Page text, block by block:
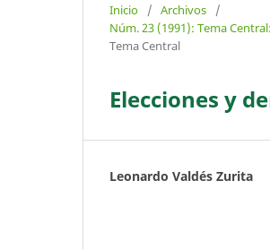
Inicio / Archivos
/
Núm. 23 (1991): Tema
Tema Central
Elecciones y
Leonardo Valdés Zurita